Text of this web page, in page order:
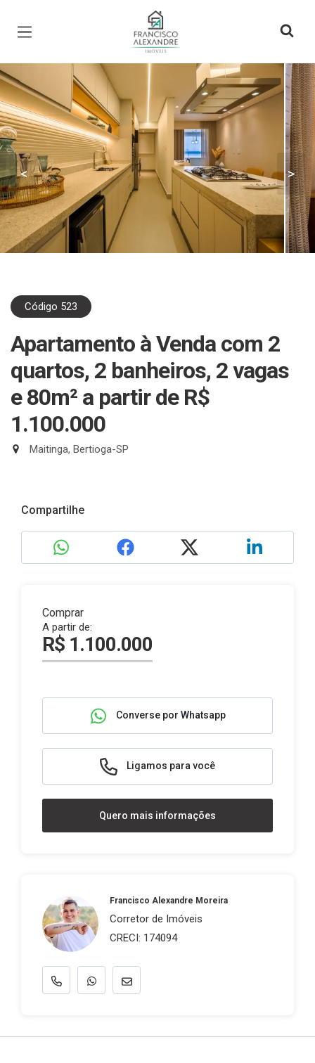
Página inicial
< >
Código 523
Apartamento à Venda com 2
quartos, 2 banheiros, 2 vagas
e 80m² a partir de R$
1.100.000
Maitinga, Bertioga-SP
Compartilhe
Comprar
A partir de:
R$ 1.100.000
Converse por Whatsapp
Ligamos para você
Quero mais informações
Francisco Alexandre Moreira
Corretor de Imóveis
CRECI: 174094